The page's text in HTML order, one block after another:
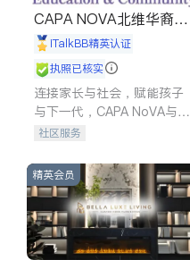
CAPA NOVA北维华裔家
长会iTalkBB精英认证
执照已核实
连接家长与社会，赋能孩子
与下一代，CAPA NoVA与您
携手建设包容、公平、充满
社区服务
精英会员